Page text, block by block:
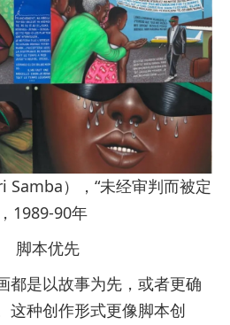
），“未经审判而被定
1989-90年
本优先
是以故事为先，或者更确
这种创作形式更像脚本创